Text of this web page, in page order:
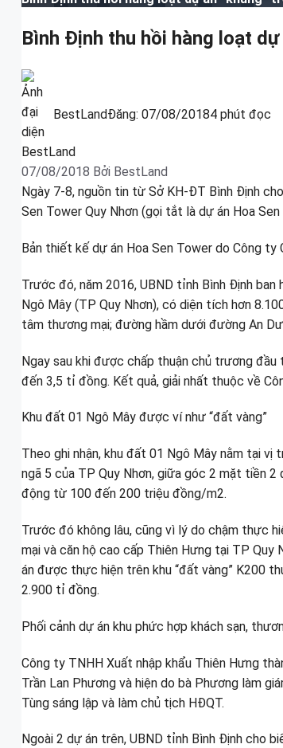
Bình Định thu hồi hàng loạt dự
BestLandĐăng: 07/08/20184 phút đọc
07/08/2018 Bởi BestLand
Ngày 7-8, nguồn tin từ Sở KH-ĐT Bình Định
Sen Tower Quy Nhơn (gọi tắt là dự án Hoa
Bản thiết kế dự án Hoa Sen Tower do Công ty
Trước đó, năm 2016, UBND tỉnh Bình Định
Ngô Mây (TP Quy Nhơn), có diện tích hơn
tâm thương mại; đường hầm dưới đường An
Ngay sau khi được chấp thuận chủ trương
đến 3,5 tỉ đồng. Kết quả, giải nhất thuộc về
Khu đất 01 Ngô Mây được ví như “đất vàng”
Theo ghi nhận, khu đất 01 Ngô Mây nằm tại
ngã 5 của TP Quy Nhơn, giữa góc 2 mặt tiền
động từ 100 đến 200 triệu đồng/m2.
Trước đó không lâu, cũng vì lý do chậm thực
mại và căn hộ cao cấp Thiên Hưng tại TP Quy
án được thực hiện trên khu “đất vàng” K200
2.900 tỉ đồng.
Phối cảnh dự án khu phức hợp khách sạn,
Công ty TNHH Xuất nhập khẩu Thiên Hưng
Trần Lan Phương và hiện do bà Phương làm
Tùng sáng lập và làm chủ tịch HĐQT.
Ngoài 2 dự án trên, UBND tỉnh Bình Định cho